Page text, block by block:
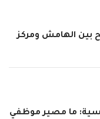
بين الهامش ومركز
ما مصير موظفي